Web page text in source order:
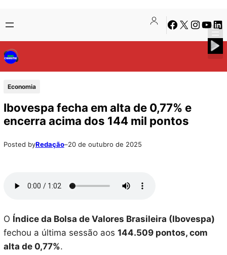
para
o
conteúdo
to
content
Facebook
X Instagram
Economia
Ibovespa fecha em alta de 0,77% e
encerra acima dos 144 mil pontos
Posted byRedação–20 de outubro de 2025
O Índice da Bolsa de Valores Brasileira (Ibovespa)
fechou a última sessão aos 144.509 pontos, com
alta de 0,77%.